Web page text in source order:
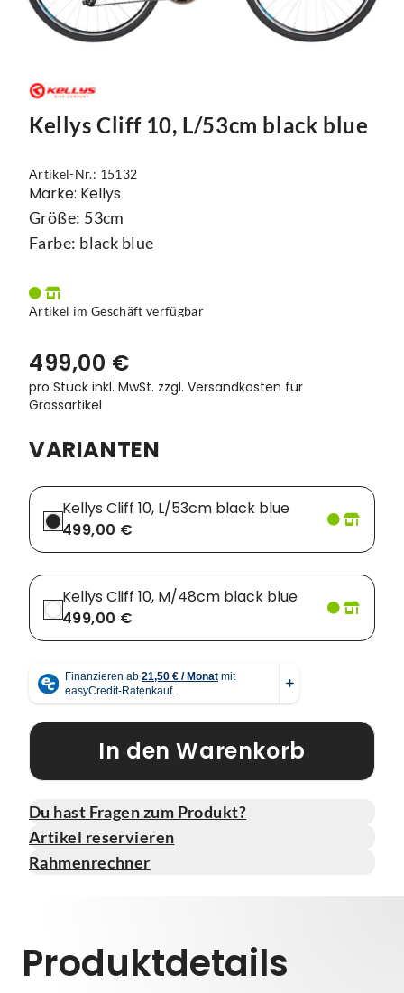
Mützen
Reflex-Produkte
Regenbekleidung
Schuhe
Socken
Streetwear
Trikots
Überschuhe
Unterwäsche
Westen
Touring
Urban
Kettenblätter
Kurbelgarnituren
Laufräder
Lenker
Naben
Pedale
Sättel
Sattelstützen
Schaltung
Ständer
Steuersätze
Vorbauten
Zahnkränze
Flaschen
Flaschenhalter
Gepäckträger
Kettenschutz
Kindersitze
Klingeln & Hupen
Pumpen
Rucksäcke
Schlösser
Schutzbleche
Single Speed
Smartphonehalter
Spiegel
Taschen
Wandhalterung
Kellys Cliff 10, L/53cm black blue
Artikel-Nr.: 15132
Marke: Kellys
Größe: 53cm
Farbe: black blue
Artikel im Geschäft verfügbar
499,00 €
pro Stück inkl. MwSt. zzgl. Versandkosten für
Grossartikel
VARIANTEN
Kellys Cliff 10, L/53cm black blue
499,00 €
Kellys Cliff 10, M/48cm black blue
499,00 €
In den Warenkorb
Du hast Fragen zum Produkt?
Artikel reservieren
Rahmenrechner
Produktdetails